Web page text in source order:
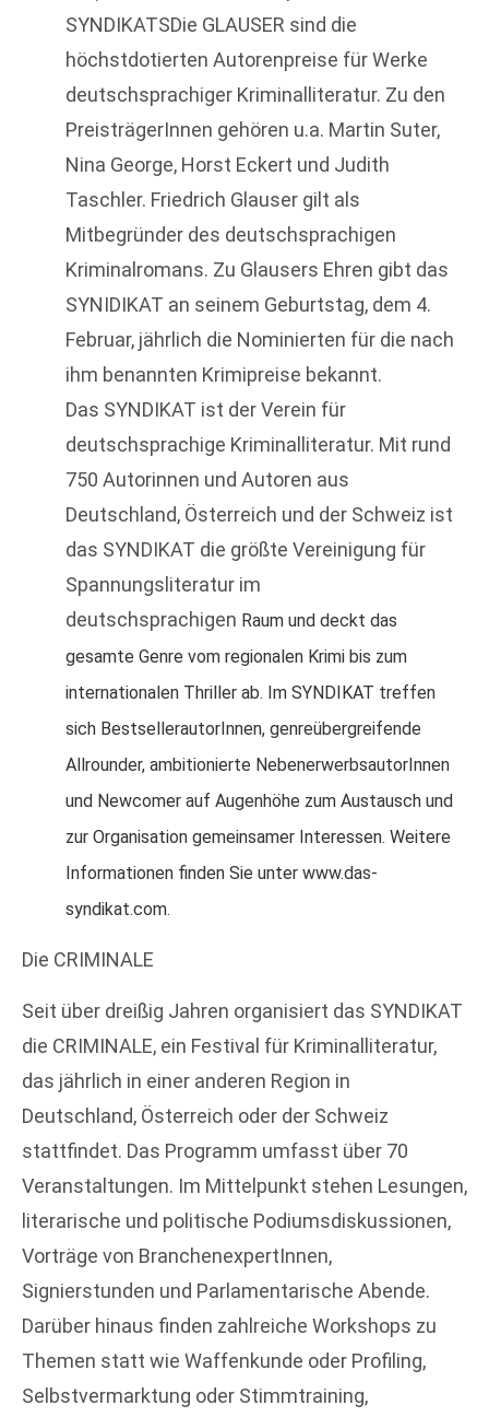
SYNDIKATSDie GLAUSER sind die
höchstdotierten Autorenpreise für Werke
deutschsprachiger Kriminalliteratur. Zu den
PreisträgerInnen gehören u.a. Martin Suter,
Nina George, Horst Eckert und Judith
Taschler. Friedrich Glauser gilt als
Mitbegründer des deutschsprachigen
Kriminalromans. Zu Glausers Ehren gibt das
SYNIDIKAT an seinem Geburtstag, dem 4.
Februar, jährlich die Nominierten für die nach
ihm benannten Krimipreise bekannt.
Das SYNDIKAT ist der Verein für
deutschsprachige Kriminalliteratur. Mit rund
750 Autorinnen und Autoren aus
Deutschland, Österreich und der Schweiz ist
das SYNDIKAT die größte Vereinigung für
Spannungsliteratur im
deutschsprachigen Raum und deckt das
gesamte Genre vom regionalen Krimi bis zum
internationalen Thriller ab. Im SYNDIKAT treffen
sich BestsellerautorInnen, genreübergreifende
Allrounder, ambitionierte NebenerwerbsautorInnen
und Newcomer auf Augenhöhe zum Austausch und
zur Organisation gemeinsamer Interessen. Weitere
Informationen finden Sie unter www.das-
syndikat.com.
Die CRIMINALE
Seit über dreißig Jahren organisiert das SYNDIKAT
die CRIMINALE, ein Festival für Kriminalliteratur,
das jährlich in einer anderen Region in
Deutschland, Österreich oder der Schweiz
stattfindet. Das Programm umfasst über 70
Veranstaltungen. Im Mittelpunkt stehen Lesungen,
literarische und politische Podiumsdiskussionen,
Vorträge von BranchenexpertInnen,
Signierstunden und Parlamentarische Abende.
Darüber hinaus finden zahlreiche Workshops zu
Themen statt wie Waffenkunde oder Profiling,
Selbstvermarktung oder Stimmtraining,